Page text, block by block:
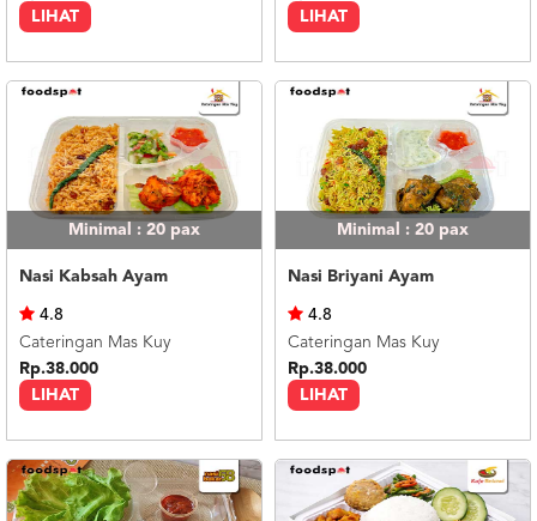
LIHAT LIHAT
Minimal : 20 pax
Nasi Kabsah Ayam
LIHAT
4.8
Cateringan Mas Kuy
Rp.38.000
Minimal : 20 pax
Nasi Briyani Ayam
LIHAT
4.8
Cateringan Mas Kuy
Rp.38.000